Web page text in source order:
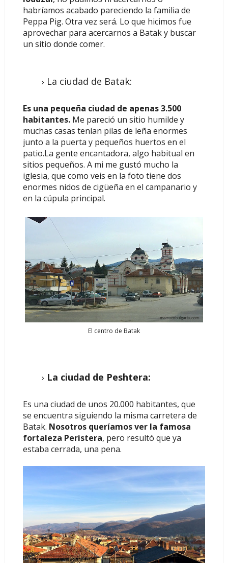
habríamos acabado pareciendo la familia de
Peppa Pig. Otra vez será. Lo que hicimos fue
aprovechar para acercarnos a Batak y buscar
un sitio donde comer.
La ciudad de Batak:
Es una pequeña ciudad de apenas 3.500
habitantes.Me pareció un sitio humilde y
muchas casas tenían pilas de leña enormes
junto a la puerta y pequeños huertos en el
patio.La gente encantadora, algo habitual en
sitios pequeños. A mi me gustó mucho la
iglesia, que como veis en la foto tiene dos
enormes nidos de cigüeña en el campanario y
en la cúpula principal.
El centro de Batak
La ciudad de Peshtera:
Es una ciudad de unos 20.000 habitantes, que
se encuentra siguiendo la misma carretera de
Batak. Nosotros queríamos ver la famosa
fortaleza Peristera, pero resultó que ya
estaba cerrada, una pena.